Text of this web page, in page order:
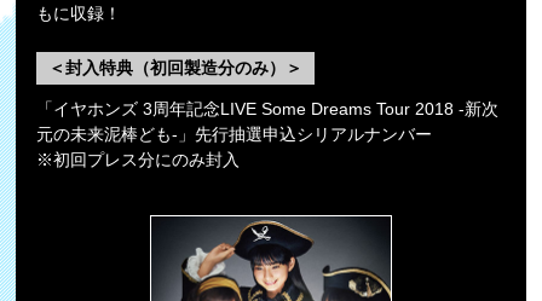
もに収録！
＜封入特典（初回製造分のみ）＞
「イヤホンズ 3周年記念LIVE Some Dreams Tour 2018 -新次
元の未来泥棒ども-」先行抽選申込シリアルナンバー
※初回プレス分にのみ封入